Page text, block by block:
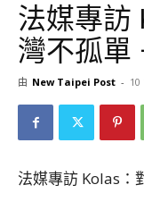
法媒專訪
灣不孤單
由 New Taipei Post - 10
法媒專訪 Kolas：